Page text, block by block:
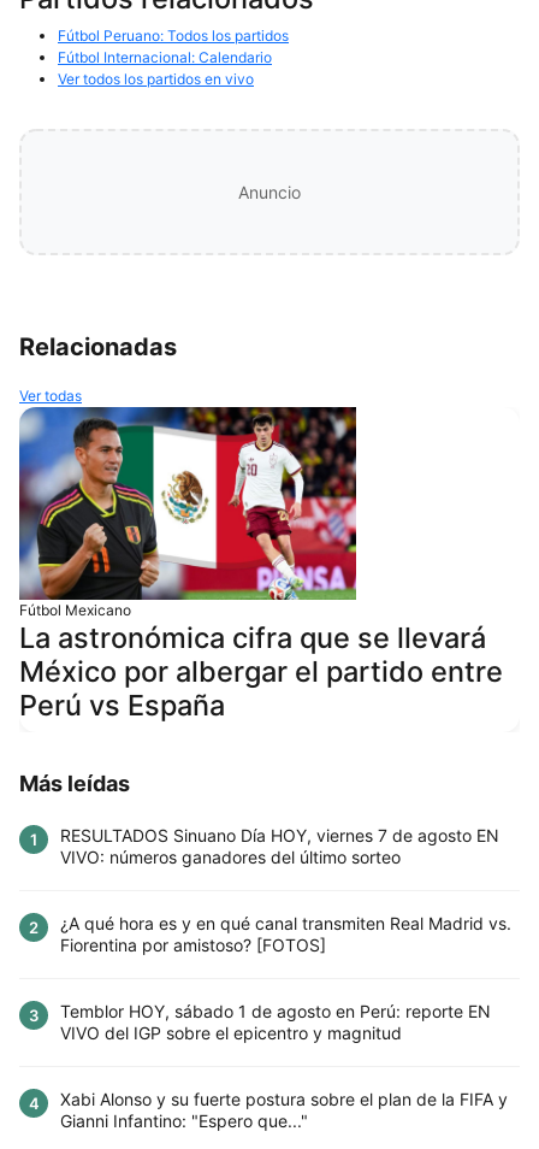
Fútbol Peruano: Todos los partidos
Fútbol Internacional: Calendario
Ver todos los partidos en vivo
Anuncio
Relacionadas
Ver todas
Fútbol Mexicano
La astronómica cifra que se llevará
México por albergar el partido entre
Perú vs España
Más leídas
1
RESULTADOS Sinuano Día HOY, viernes 7 de agosto EN
VIVO: números ganadores del último sorteo
2
¿A qué hora es y en qué canal transmiten Real Madrid vs.
Fiorentina por amistoso? [FOTOS]
3
Temblor HOY, sábado 1 de agosto en Perú: reporte EN
VIVO del IGP sobre el epicentro y magnitud
4
Xabi Alonso y su fuerte postura sobre el plan de la FIFA y
Gianni Infantino: "Espero que..."